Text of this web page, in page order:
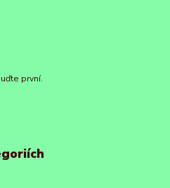
první.